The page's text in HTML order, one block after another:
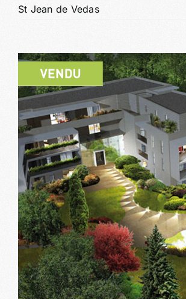
St Jean de Vedas